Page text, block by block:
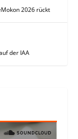
2026 rückt
der IAA